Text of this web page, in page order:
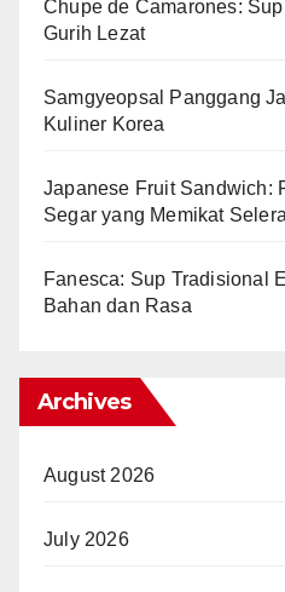
Chupe de Camarones:
Gurih Lezat
Samgyeopsal Panggang
Kuliner Korea
Japanese Fruit Sandwich:
Segar yang Memikat Selera
Fanesca: Sup Tradisional
Bahan dan Rasa
Archives
August 2026
July 2026